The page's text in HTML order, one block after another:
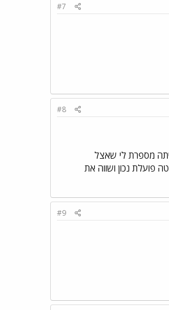
#7
#8
מספרת לי שאצל
פועלת נכון ושווה את
#9